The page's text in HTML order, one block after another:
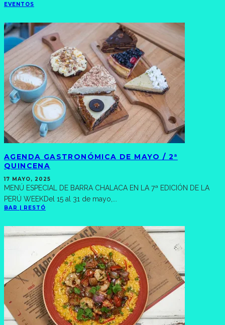
EVENTOS
AGENDA GASTRONÓMICA DE MAYO / 2ª
QUINCENA
17 MAYO, 2025
MENÚ ESPECIAL DE BARRA CHALACA EN LA 7ª EDICIÓN DE LA
PERÚ WEEKDel 15 al 31 de mayo,
BAR | RESTÓ